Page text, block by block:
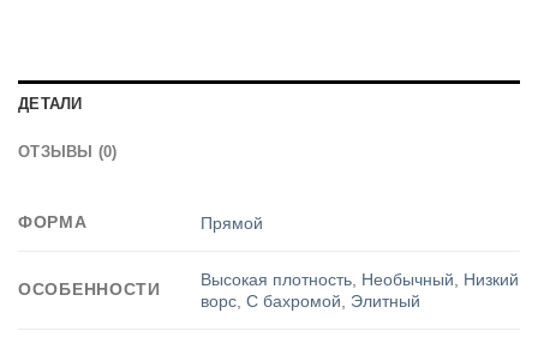
ДЕТАЛИ
ОТЗЫВЫ (0)
ФОРМА Прямой
ОСОБЕННОСТИ Высокая плотность Необычный
Низкий
ворс ,С бахромой Элитный